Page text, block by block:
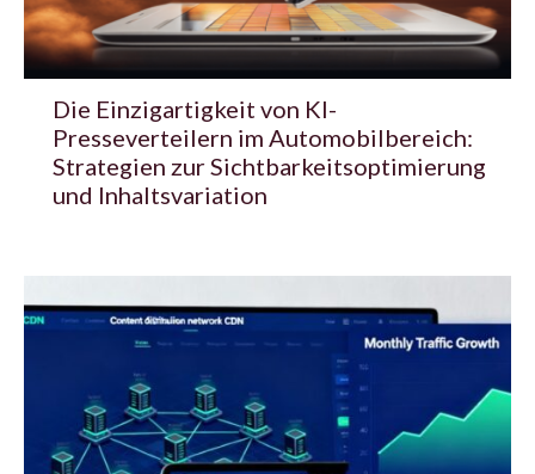
Die Einzigartigkeit von KI-
Presseverteilern im Automobilbereich:
Strategien zur Sichtbarkeitsoptimierung
und Inhaltsvariation